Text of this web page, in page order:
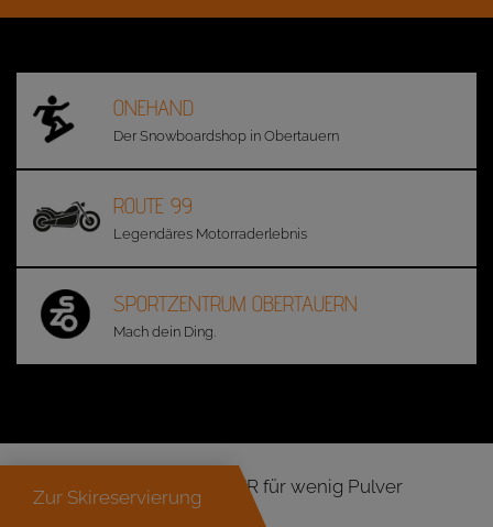
Zur Skireservierung
ONEHAND
Der Snowboardshop in Obertauern
ROUTE 99
Legendäres Motorraderlebnis
SPORTZENTRUM OBERTAUERN
Mach dein Ding.
SPASS IM POWDER für wenig Pulver